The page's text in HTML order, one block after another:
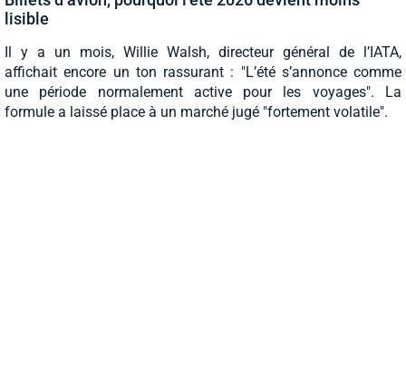
lisible
Il y a un mois, Willie Walsh, directeur général de l’IATA,
affichait encore un ton rassurant : "L’été s’annonce comme
une période normalement active pour les voyages". La
formule a laissé place à un marché jugé "fortement volatile".